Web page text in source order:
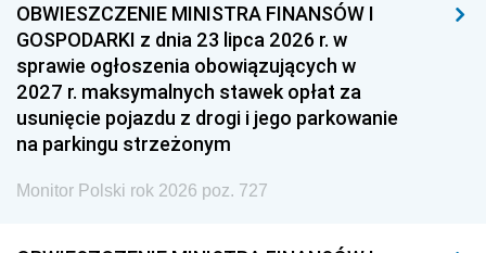
OBWIESZCZENIE MINISTRA FINANSÓW I
GOSPODARKI z dnia 23 lipca 2026 r. w
sprawie ogłoszenia obowiązujących w
2027 r. maksymalnych stawek opłat za
usunięcie pojazdu z drogi i jego parkowanie
na parkingu strzeżonym
Monitor Polski rok 2026 poz. 727